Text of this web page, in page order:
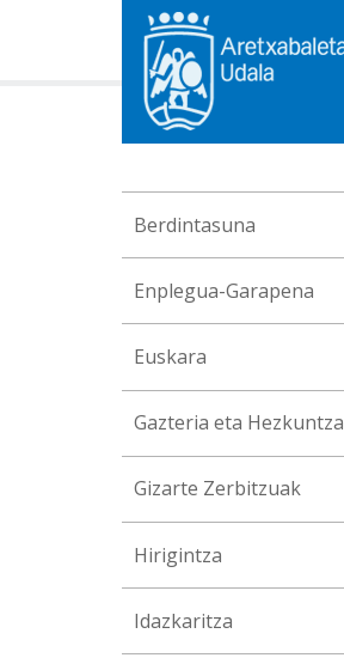
Berdintasuna
Enplegua-Garapena
Euskara
Gazteria eta Hezkuntza
Gizarte Zerbitzuak
Hirigintza
Idazkaritza